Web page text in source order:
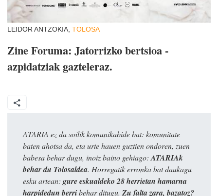
LEIDOR ANTZOKIA, TOLOSA
Zine Foruma: Jatorrizko bertsioa -
azpidatziak gazteleraz.
ATARIA ez da soilik komunikabide bat: komunitate
baten ahotsa da, eta urte hauen guztien ondoren, zuen
babesa behar dugu, inoiz baino gehiago: ATARIAk
behar du Tolosaldea. Horregatik erronka bat daukagu
esku artean: gure eskualdeko 28 herrietan hamarna
harpidedun berribehar ditugu. Zu falta zara, bazatoz?